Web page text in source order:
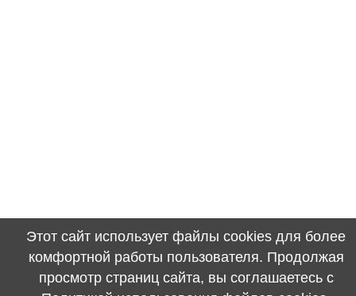
Этот сайт использует файлы cookies для более
комфортной работы пользователя. Продолжая
просмотр страниц сайта, вы соглашаетесь с